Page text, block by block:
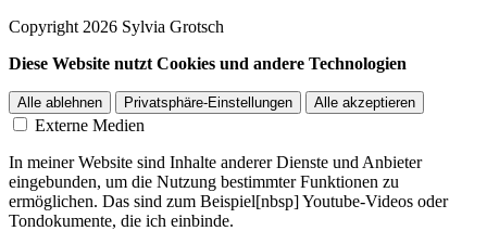
Copyright 2026 Sylvia Grotsch
Diese Website nutzt Cookies und andere Technologien
Alle ablehnen Privatsphäre-Einstellungen Alle akzeptieren
Externe Medien
In meiner Website sind Inhalte anderer Dienste und Anbieter
eingebunden, um die Nutzung bestimmter Funktionen zu
ermöglichen. Das sind zum Beispiel[nbsp] Youtube-Videos oder
Tondokumente, die ich einbinde.